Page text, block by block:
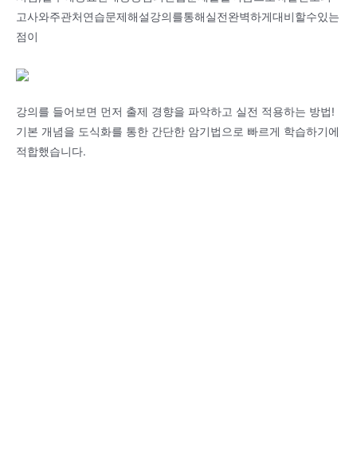
고사와주관처연습문제해설강의를통해실전완벽하게대비할수있는
점이
강의를 들어보면 먼저 출제 경향을 파악하고 실전 적용하는 방법!
기본 개념을 도식화를 통한 간단한 암기법으로 빠르게 학습하기에
적합했습니다.